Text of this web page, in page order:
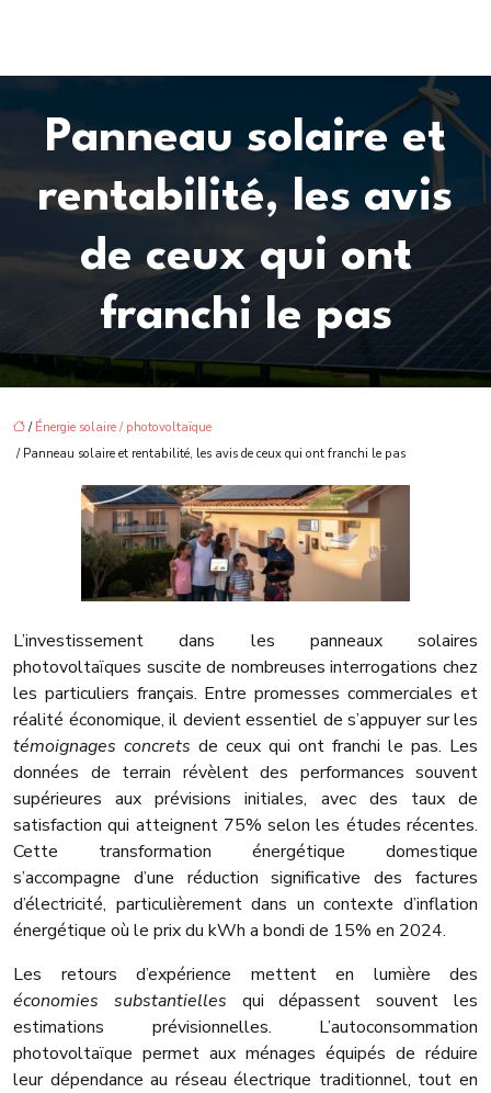
Panneau solaire et
rentabilité, les avis
de ceux qui ont
franchi le pas
/ Énergie solaire / photovoltaïque
/ Panneau solaire et rentabilité, les avis de ceux qui ont franchi le pas
L’investissement dans les panneaux solaires
photovoltaïques suscite de nombreuses interrogations chez
les particuliers français. Entre promesses commerciales et
réalité économique, il devient essentiel de s’appuyer sur les
témoignages concrets de ceux qui ont franchi le pas. Les
données de terrain révèlent des performances souvent
supérieures aux prévisions initiales, avec des taux de
satisfaction qui atteignent 75% selon les études récentes.
Cette transformation énergétique domestique
s’accompagne d’une réduction significative des factures
d’électricité, particulièrement dans un contexte d’inflation
énergétique où le prix du kWh a bondi de 15% en 2024.
Les retours d’expérience mettent en lumière des
économies substantielles qui dépassent souvent les
estimations prévisionnelles. L’autoconsommation
photovoltaïque permet aux ménages équipés de réduire
leur dépendance au réseau électrique traditionnel, tout en